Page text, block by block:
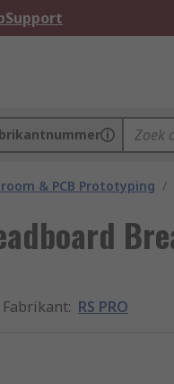
Support
& PCB Prototyping /
Fabrikant: RS PRO